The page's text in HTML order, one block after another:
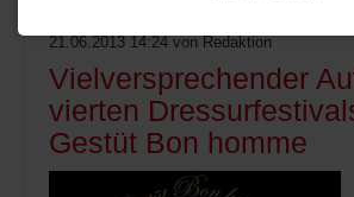
21.06.2013 14:24 von Redaktion
Vielversprechender
vierten
Gestüt Bon homme